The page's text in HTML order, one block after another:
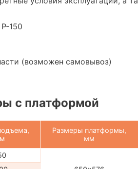
150
(возможен самовывоз)
с платформой
Размеры платформы,
мм